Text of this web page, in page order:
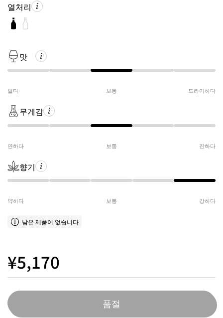
열처리
맛
달다 보통 드라이하다
무게감
연하다 보통 진하다
향기
약하다 보통 강하다
남은 제품이 없습니다
¥5,170
품절